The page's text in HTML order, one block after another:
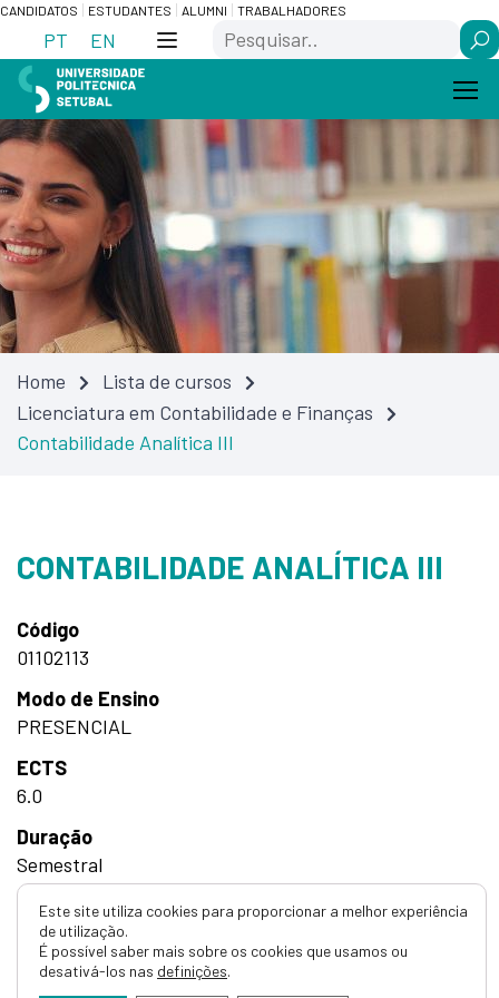
Skip
Content
Saltar
navegação
CANDIDATOS ESTUDANTES ALUMNI TRABALHADORES
PT EN Search
Home
Lista de cursos
Licenciatura em Contabilidade e Finanças
Contabilidade Analítica III
CONTABILIDADE ANALÍTICA III
Código
01102113
Modo de Ensino
PRESENCIAL
ECTS
6.0
Duração
Semestral
Horas
60h Teórico-Práticas
Este site utiliza cookies para proporcionar a melhor experiência
de utilização.
É possível saber mais sobre os cookies que usamos ou
desativá-los nas definições.